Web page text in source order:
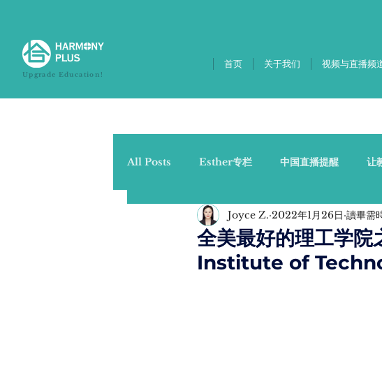
首页 关于我们 视频与直播频
Upgrade Education!
All Posts Esther专栏 中国直播提醒 让
美国直播通提醒 奇点 - 与Esther老师探讨技术
重新策划课外活动 中美影响学生的时事政策
全美最好的理工学
Institute of
Joyce Z. 2022年1月26日 讀畢需